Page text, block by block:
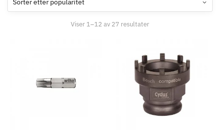
Viser 1–24 av 27 resultater